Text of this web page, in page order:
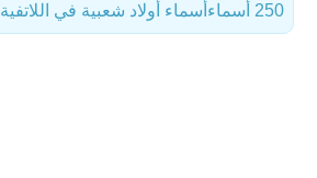
أسماء أولاد شعبية في اللاتفية 250 أسماء